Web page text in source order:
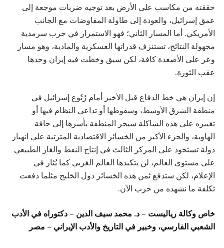
حققته من مكاسب على الأرض بعد توجيه ضربات موجعة إلى
عمق إسرائيل، والعودة إلى طاولة المفاوضات مع الجانب
الأمريكي. أما المسار الثاني؛ فهو الاستمرار في حرب سرمدية
مجهولة النتائج، تستنزف قدراتها العسكرية والمادية، وهو مسار
وعر على الأصعدة كافة، لكن سبق وخطت فيه إيران وحدها
عقب الثورة.
إن إيران هي خط الدفاع قبل الأخير أمام رُتُوع إسرائيل في
منطقة الشرق الأوسط، وسقوطها أو تداعي النظام فيها أو
تغييره على هذه الشاكلة سيجر المنطقة بأسرها إلى حافة
الهاوية، والجزء الأكبر من الخسائر الاقتصادية المترتبة على انهيار
دولة تستحوذ على المركز الثالث في إنتاج النفط والغاز الطبيعي
على مستوى العالم، لن يتكبدها العالم الغربي كما يُثار في
الإعلام، لكن ستدفع ثمن هذه الخسائر دول الخليج مثلما دفعت
تكلفة ما نشهده من حرب الآن.
خاص وكالة رياليست – د. محمد سيف الدين – دكتوراه في الأدب
الشعبي الفارسي، وخبير في التاريخ والأدب الإيراني – مصر